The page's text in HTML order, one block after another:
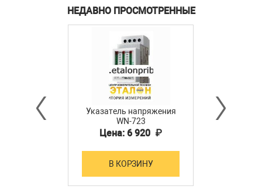
НЕДАВНО ПРОСМОТРЕННЫЕ
Указатель напряжения
WN-723
Цена: 6 920 ₽
В КОРЗИНУ